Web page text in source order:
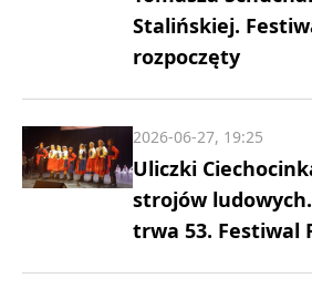
Stalińskiej.
rozpoczęty
Uliczki
strojów
trwa 53. Festiwal
2026-06-27, 19:25